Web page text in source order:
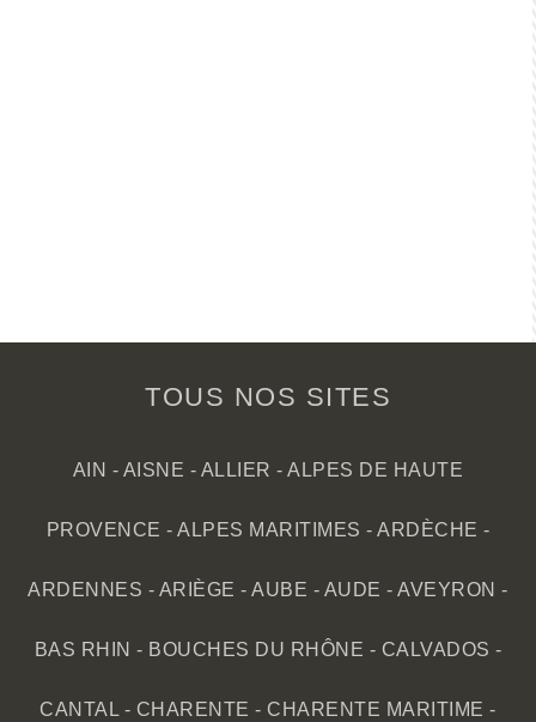
TOUS NOS SITES
AIN - AISNE - ALLIER -ALPES DE HAUTE
PROVENCE - ALPES MARITIMES - ARDÈCHE -
ARDENNES - ARIÈGE -AUBE - AUDE -AVEYRON -
BAS RHIN - BOUCHES DU RHÔNE - CALVADOS -
CANTAL - CHARENTE -CHARENTE MARITIME -